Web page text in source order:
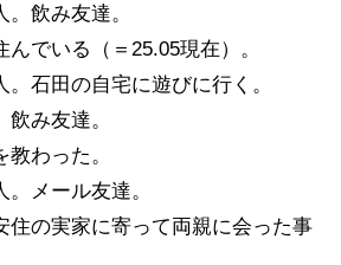
飲み友達。
でいる（＝25.05現在）。
石田の自宅に遊びに行く。
み友達。
わった。
メール友達。
の実家に寄って両親に会った事